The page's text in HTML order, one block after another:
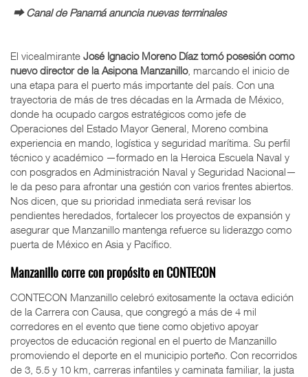
⮕ Canal de Panamá anuncia nuevas terminales
El vicealmirante José Ignacio Moreno Díaz tomó posesión como
nuevo director de la Asipona Manzanillo, marcando el inicio de
una etapa para el puerto más importante del país. Con una
trayectoria de más de tres décadas en la Armada de México,
donde ha ocupado cargos estratégicos como jefe de
Operaciones del Estado Mayor General, Moreno combina
experiencia en mando, logística y seguridad marítima. Su perfil
técnico y académico —formado en la Heroica Escuela Naval y
con posgrados en Administración Naval y Seguridad Nacional—
le da peso para afrontar una gestión con varios frentes abiertos.
Nos dicen, que su prioridad inmediata será revisar los
pendientes heredados, fortalecer los proyectos de expansión y
asegurar que Manzanillo mantenga refuerce su liderazgo como
puerta de México en Asia y Pacífico.
Manzanillo corre con propósito en CONTECON
CONTECON Manzanillo celebró exitosamente la octava edición
de la Carrera con Causa, que congregó a más de 4 mil
corredores en el evento que tiene como objetivo apoyar
proyectos de educación regional en el puerto de Manzanillo
promoviendo el deporte en el municipio porteño. Con recorridos
de 3, 5.5 y 10 km, carreras infantiles y caminata familiar, la justa